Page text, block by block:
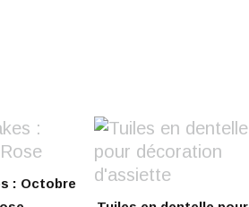
: Octobre